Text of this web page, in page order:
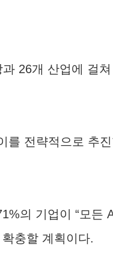
26개 산업에 걸
를 전략적으로 추
의 기업이 “모든
충할 계획이다.